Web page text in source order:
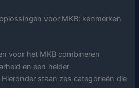
voor MKB: kenmerken
voor het MKB combineren
en een helder
staan zes categorieën die